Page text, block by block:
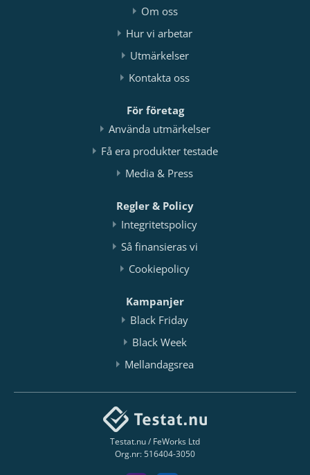
Testat.nu / FeWorks Ltd
Org.nr: 516404-3050
Om oss
Hur vi arbetar
Utmärkelser
Kontakta oss
För företag
Använda utmärkelser
Få era produkter testade
Media & Press
Regler & Policy
Integritetspolicy
Så finansieras vi
Cookiepolicy
Kampanjer
Black Friday
Black Week
Mellandagsrea